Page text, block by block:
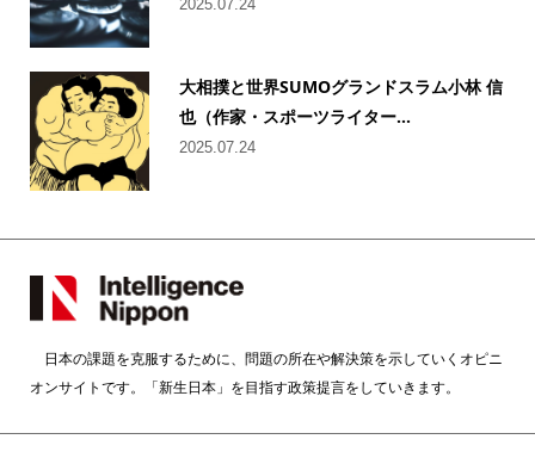
2025.07.24
大相撲と世界SUMOグランドスラム小林 信
也（作家・スポーツライター...
2025.07.24
日本の課題を克服するために、問題の所在や解決策を示していくオピニ
オンサイトです。「新生日本」を目指す政策提言をしていきます。